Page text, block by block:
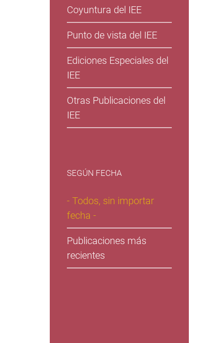
Coyuntura del IEE
Punto de vista del IEE
Ediciones Especiales del
IEE
Otras Publicaciones del
IEE
SEGÚN FECHA
- Todos, sin importar
fecha -
Publicaciones más
recientes